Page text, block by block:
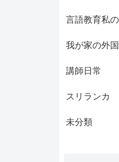
言語教育私
我が家の外
講師日常
スリランカ
未分類